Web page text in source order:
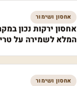
אחסון ושימור
אחסון ירקות נכון
המלא לשמירה על
אחסון ושימור